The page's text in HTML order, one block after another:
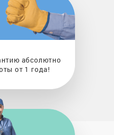
абсолютно
от 1 года!